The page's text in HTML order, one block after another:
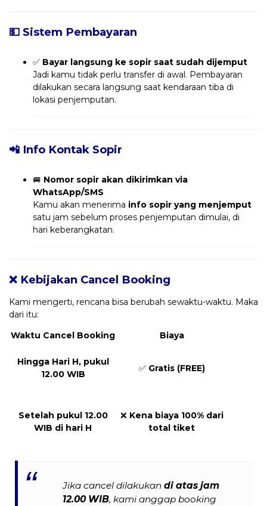
💵 Sistem Pembayaran
✅ Bayar langsung ke sopir saat sudah dijemput
Jadi kamu tidak perlu transfer di awal. Pembayaran
dilakukan secara langsung saat kendaraan tiba di
lokasi penjemputan.
📲 Info Kontak Sopir
🚐 Nomor sopir akan dikirimkan via
WhatsApp/SMS
Kamu akan menerima info sopir yang menjemput
satu jam sebelum proses penjemputan dimulai, di
hari keberangkatan.
❌ Kebijakan Cancel Booking
Kami mengerti, rencana bisa berubah sewaktu-waktu. Maka
dari itu:
Waktu Cancel Booking
Biaya
Hingga Hari H, pukul
12.00 WIB
✅ Gratis (FREE)
Setelah pukul 12.00
WIB di hari H
❌ Kena biaya 100% dari
total tiket
Jika cancel dilakukandi atas jam
12.00 WIB, kami anggap booking